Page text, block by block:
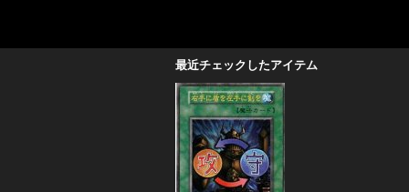
最近チェックしたアイテム